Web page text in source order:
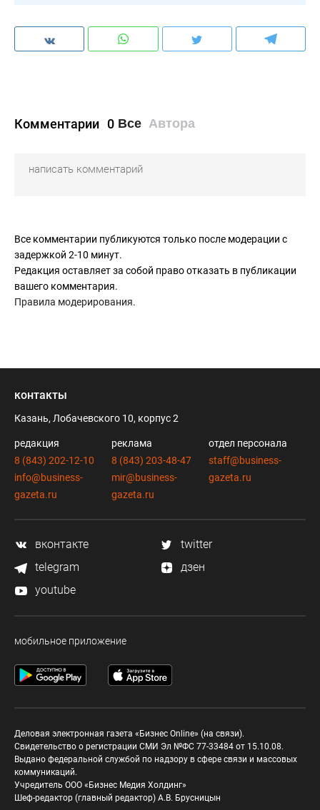
Комментарии 0 Все Автора
Все комментарии публикуются только после модерации с
задержкой 2-10 минут.
Редакция оставляет за собой право отказать в публикации
вашего комментария.
Правила модерирования.
контакты
Казань, Лобачевского 10, корпус 2
редакция
8 (843) 202-12-10
info@business-
gazeta.ru
реклама
8 (843) 203-48-47
mir@business-
gazeta.ru
отдел персонала
staff@business-
gazeta.ru
вконтакте
twitter
telegram
дзен
youtube
мобильное приложение
Деловая электронная газета «Бизнес Online» (на связи).
Свидетельство о регистрации СМИ Эл №ФС 77-33484 от 15.10.08.
Выдано федеральной службой по надзору в сфере связи и массовых
коммуникаций.
Учредитель ООО «Бизнес Медия Холдинг»
Шеф-редактор (главный редактор) А.В. Брусницын